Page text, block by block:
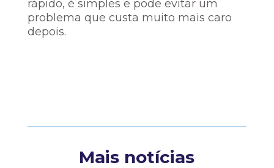
rápido, é simples e pode evitar um
problema que custa muito mais caro
depois.
Mais notícias